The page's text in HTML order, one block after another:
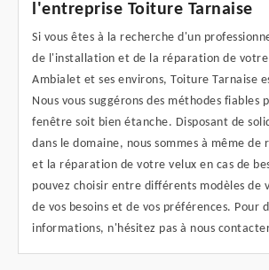
l'entreprise Toiture Tarnaise
Si vous êtes à la recherche d'un
de l'installation et de la réparation de
Ambialet et ses environs, Toiture Tarnaise
Nous vous suggérons des méthodes fiables
fenêtre soit bien étanche. Disposant de
dans le domaine, nous sommes à même
et la réparation de votre velux en cas de
pouvez choisir entre différents modèles de
de vos besoins et de vos préférences. Pour
informations, n'hésitez pas à nous